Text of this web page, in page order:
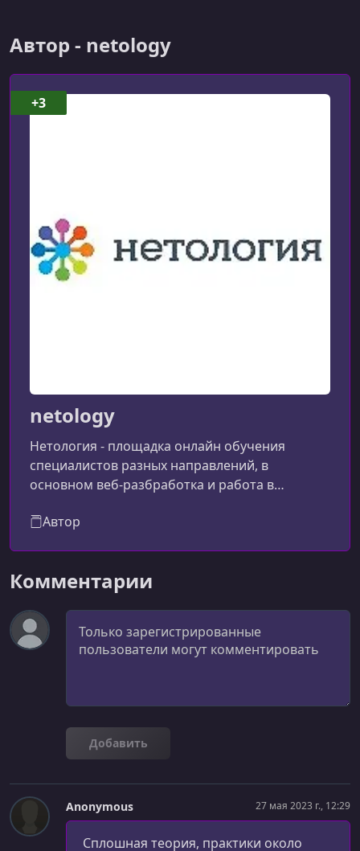
Ценообразование и модели продаж
УРОК 10.
Ретаргетинговые технологии, RTB
УРОК 11.
Практическое руководство по использованию
Автор - netology
netology
Нетология - площадка онлайн обучения
специалистов разных направлений, в
основном веб-разбработка и работа в
Автор
+3
Комментарии
Комментарий
Добавить
Anonymous 27 мая 2023 г., 12:29
Сплошная теория, практики около